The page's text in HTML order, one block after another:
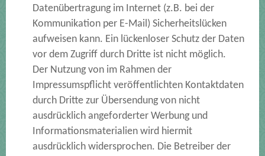
Datenübertragung im Internet (z.B. bei der
Kommunikation per E-Mail) Sicherheitslücken
aufweisen kann. Ein lückenloser Schutz der Daten
vor dem Zugriff durch Dritte ist nicht möglich.
Der Nutzung von im Rahmen der
Impressumspflicht veröffentlichten Kontaktdaten
durch Dritte zur Übersendung von nicht
ausdrücklich angeforderter Werbung und
Informationsmaterialien wird hiermit
ausdrücklich widersprochen. Die Betreiber der